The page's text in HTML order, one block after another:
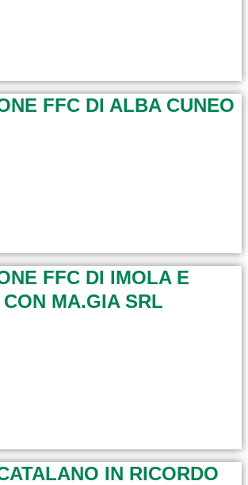
FFC DI ALBA CUNEO
FFC DI IMOLA E
MA.GIA SRL
IN RICORDO